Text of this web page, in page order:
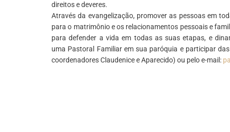
direitos e deveres.
Através da evangelização, promover as pessoas em
para o matrimônio e os relacionamentos pessoais e
para defender a vida em todas as suas etapas, e
uma Pastoral Familiar em sua paróquia e participar
coordenadores Claudenice e Aparecido) ou pelo e-mail: